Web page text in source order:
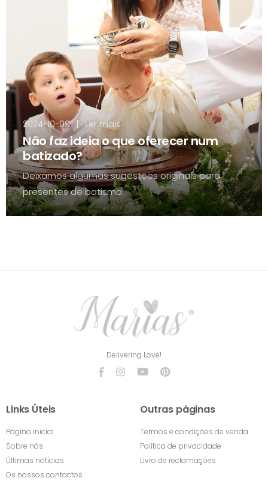
2024-10-09 | Ler mais
Não faz ideia o que oferecer num
batizado?
Deixamos algumas sugestões originais para
presentes de batismo.
Delivering Love!
Links Úteis
Página inicial
Sobre nós
Últimas notícias
Os nossos contactos
Outras páginas
Termos e condições de venda
Política de privacidade
Livro de reclamações